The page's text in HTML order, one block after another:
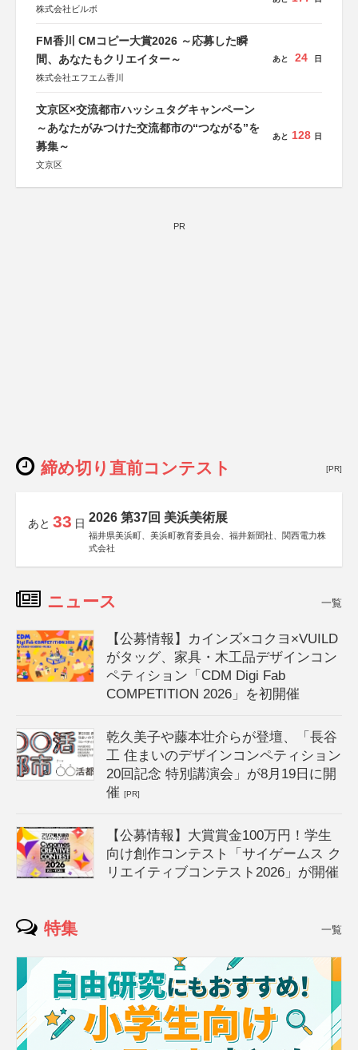
株式会社ビルボ
FM香川 CMコピー大賞2026 ～応募した瞬
間、あなたもクリエイター～
株式会社エフエム香川
あと 24 日
文京区×交流都市ハッシュタグキャンペーン
～あなたがみつけた交流都市の“つながる”を
募集～
文京区
あと 128 日
PR
締め切り直前コンテスト [PR]
あと 33 日 2026 第37回 美浜美術展
福井県美浜町、美浜町教育委員会、福井新聞社、関西電力株
式会社
ニュース 一覧
【公募情報】カインズ×コクヨ×VUILD
がタッグ、家具・木工品デザインコン
ペティション「CDM Digi Fab
COMPETITION 2026」を初開催
乾久美子や藤本壮介らが登壇、「長谷
工 住まいのデザインコンペティション
20回記念 特別講演会」が8月19日に開
催[PR]
【公募情報】大賞賞金100万円！学生
向け創作コンテスト「サイゲームス ク
リエイティブコンテスト2026」が開催
特集 一覧